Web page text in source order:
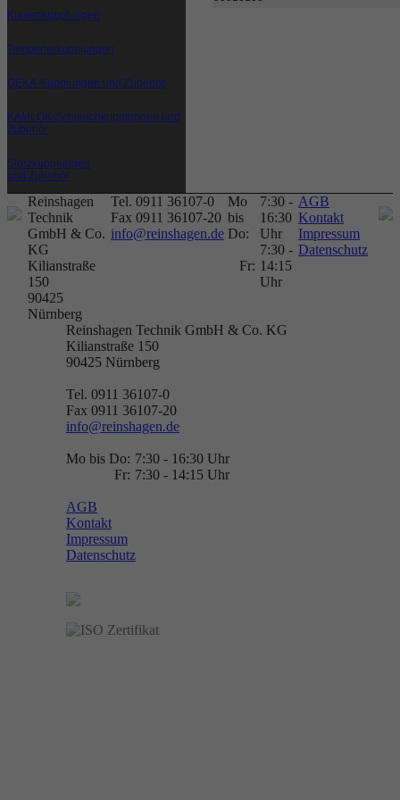
Klauenkupplungen
Temperierkupplungen
GEKA-Kupplungen und Zubehör
KAMLOK-Schlauchkupplungen und
Zubehör
Storzkupplungen
und Zubehör
Reinshagen
Technik
GmbH & Co.
KG
Kilianstraße
150
90425
Nürnberg
Tel. 0911 36107-0
Fax 0911 36107-20
info@reinshagen.de
Mo
bis
Do:
7:30 -
16:30
Uhr
Fr:
7:30 -
14:15
Uhr
AGB
Kontakt
Impressum
Datenschutz
Reinshagen Technik GmbH & Co. KG
Kilianstraße 150
90425 Nürnberg
Tel. 0911 36107-0
Fax 0911 36107-20
info@reinshagen.de
Mo bis Do: 7:30 - 16:30 Uhr
Fr: 7:30 - 14:15 Uhr
AGB
Kontakt
Impressum
Datenschutz